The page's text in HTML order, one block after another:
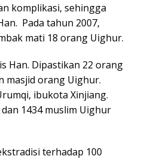
komplikasi, sehingga
Pada tahun 2007,
mati 18 orang Uighur.
Han. Dipastikan 22 orang
masjid orang Uighur.
ibukota Xinjiang.
1434 muslim Uighur
terhadap 100